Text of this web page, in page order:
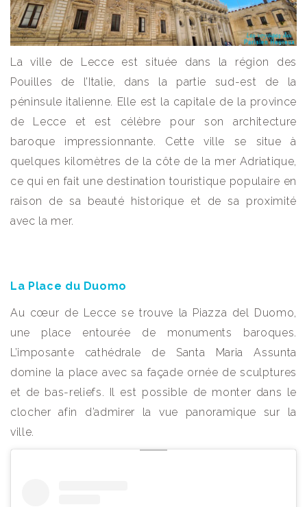
La ville de Lecce est située dans la région des
Pouilles de l’Italie, dans la partie sud-est de la
péninsule italienne. Elle est la capitale de la province
de Lecce et est célèbre pour son architecture
baroque impressionnante. Cette ville se situe à
quelques kilomètres de la côte de la mer Adriatique,
ce qui en fait une destination touristique populaire en
raison de sa beauté historique et de sa proximité
avec la mer.
La Place du Duomo
Au cœur de Lecce se trouve la Piazza del Duomo,
une place entourée de monuments baroques.
L’imposante cathédrale de Santa Maria Assunta
domine la place avec sa façade ornée de sculptures
et de bas-reliefs. Il est possible de monter dans le
clocher afin d’admirer la vue panoramique sur la
ville.